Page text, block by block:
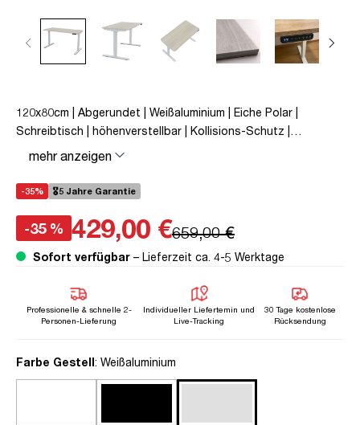
120x80cm | Abgerundet | Weißaluminium | Eiche Polar |
Schreibtisch | höhenverstellbar | Kollisions-Schutz |
Elektrisch höhenverstellbar | Kindersicherung | Metall | Holz |
Beige | Silber | 5 Jahre Herstellergarantie | unmontiert | TÜV©
mobiles Arbeiten | bis zu 80 kg | Y-Line | Y-Line Curved |
mehr anzeigen
-35% 🎖️5 Jahre Garantie
-35 % 429,00 €659,00 €
Sofort verfügbar – Lieferzeit ca. 4-5 Werktage
Professionelle & schnelle 2-
Personen-Lieferung
Individueller Liefertemin und
Live-Tracking
30 Tage kostenlose
Rücksendung
Farbe Gestellauswählen
: Weißaluminium